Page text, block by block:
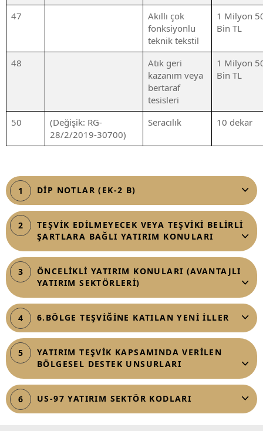
47
Akıllı çok
fonksiyonlu
teknik tekstil
1 Milyon
Bin TL
48
Atık geri
kazanım veya
bertaraf
tesisleri
1 Milyon
Bin TL
50
(Değişik: RG-
28/2/2019-30700)
Seracılık 10 dekar
1 DİP NOTLAR (EK-2 B)
2
TEŞVİK EDİLMEYECEK VEYA TEŞVİKİ BELİRLİ
ŞARTLARA BAĞLI YATIRIM KONULARI
3
ÖNCELİKLİ YATIRIM KONULARI (AVANTAJLI
YATIRIM SEKTÖRLERİ)
4 6.BÖLGE TEŞVİĞİNE KATILAN YENİ İLLER
5
YATIRIM TEŞVİK KAPSAMINDA VERİLEN
BÖLGESEL DESTEK UNSURLARI
6 US-97 YATIRIM SEKTÖR KODLARI